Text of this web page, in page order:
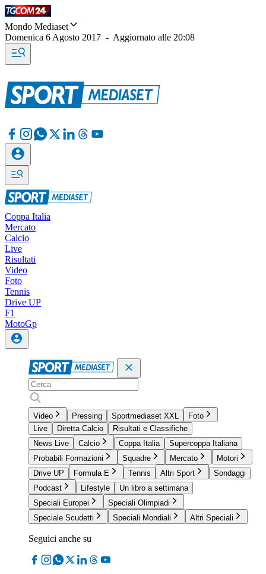
Mondo Mediaset
Domenica 6 Agosto 2017 - Aggiornato alle 20:08
Coppa Italia
Mercato
Calcio
Live
Risultati
Video
Foto
Tennis
Drive UP
F1
MotoGp
Video Pressing Sportmediaset XXL
Foto
Live
Diretta Calcio
Risultati e Classifiche
News Live
Calcio Coppa Italia
Supercoppa Italiana
Probabili Formazioni
Squadre Mercato
Motori
Drive UP
Formula E Tennis Altri Sport
Sondaggi
Podcast
Lifestyle
Un libro a settimana
Speciali Europei
Speciali Olimpiadi
Speciale Scudetti
Speciali Mondiali Altri Speciali
Seguici anche su